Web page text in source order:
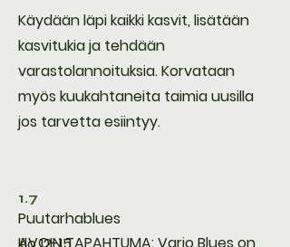
Käydään läpi kaikki kasvit, lisätään
kasvitukia ja tehdään
varastolannoituksia. Korvataan
myös kuukahtaneita taimia uusilla
jos tarvetta esiintyy.
1.7
Puutarhablues